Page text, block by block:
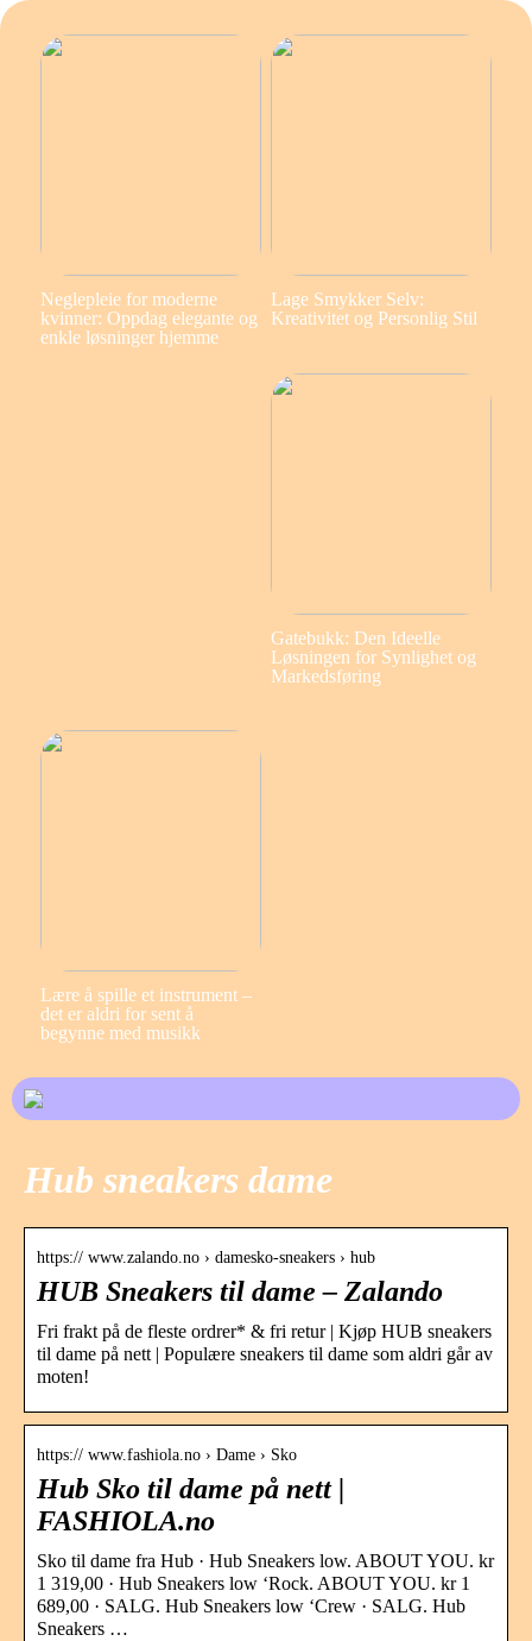
Neglepleie for moderne
kvinner: Oppdag elegante og
enkle løsninger hjemme
Lage Smykker Selv:
Kreativitet og Personlig Stil
Gatebukk: Den Ideelle
Løsningen for Synlighet og
Markedsføring
Lære å spille et instrument –
det er aldri for sent å
begynne med musikk
Hub sneakers dame
https:// www.zalando.no › damesko-sneakers › hub
HUB Sneakers til dame – Zalando
Fri frakt på de fleste ordrer* & fri retur | Kjøp HUB sneakers
til dame på nett | Populære sneakers til dame som aldri går av
moten!
https:// www.fashiola.no › Dame › Sko
Hub Sko til dame på nett |
FASHIOLA.no
Sko til dame fra Hub · Hub Sneakers low. ABOUT YOU. kr
1 319,00 · Hub Sneakers low ‘Rock. ABOUT YOU. kr 1
689,00 · SALG. Hub Sneakers low ‘Crew · SALG. Hub
Sneakers …